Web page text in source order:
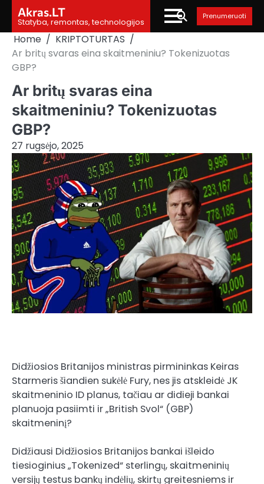
content
Akras.LT
Statyba, remontas, technologijos
Prenumeruoti
Home
KRIPTOTURTAS
Ar britų svaras eina skaitmeniniu? Tokenizuotas
GBP?
Ar britų svaras eina
skaitmeniniu? Tokenizuotas
GBP?
27 rugsėjo, 2025
Didžiosios Britanijos ministras pirmininkas Keiras
Starmeris šiandien sukėlė Fury, nes jis atskleidė JK
skaitmeninio ID planus, tačiau ar didieji bankai
planuoja pasiimti ir „British Svol“ (GBP)
skaitmeninį?
Didžiausi Didžiosios Britanijos bankai išleido
tiesioginius „Tokenized“ sterlingų, skaitmeninių
versijų testus bankų indėlių, skirtų greitesniems ir